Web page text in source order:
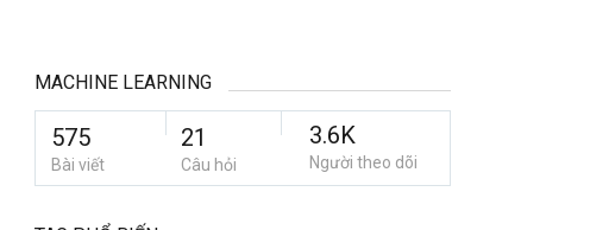
MACHINE LEARNING
575
Bài viết
21
Câu hỏi
3.6K
Người theo dõi